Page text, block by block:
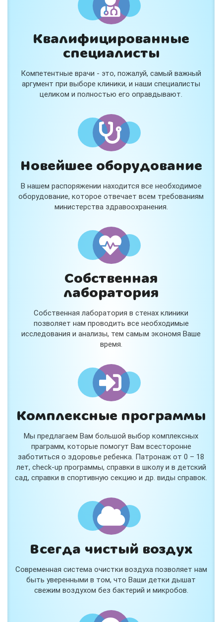
Квалифицированные
специалисты
Компетентные врачи - это, пожалуй, самый важный
аргумент при выборе клиники, и наши специалисты
целиком и полностью его оправдывают.
Новейшее оборудование
В нашем распоряжении находится все необходимое
оборудование, которое отвечает всем требованиям
министерства здравоохранения.
Собственная
лаборатория
Собственная лаборатория в стенах клиники
позволяет нам проводить все необходимые
исследования и анализы, тем самым экономя Ваше
время.
Комплексные программы
Мы предлагаем Вам большой выбор комплексных
праграмм, которые помогут Вам всесторонне
заботиться о здоровье ребенка. Патронаж от 0 – 18
лет, check-up программы, справки в школу и в детский
сад, справки в спортивную секцию и др. виды справок.
Всегда чистый воздух
Современная система очистки воздуха позволяет нам
быть уверенными в том, что Ваши детки дышат
свежим воздухом без бактерий и микробов.